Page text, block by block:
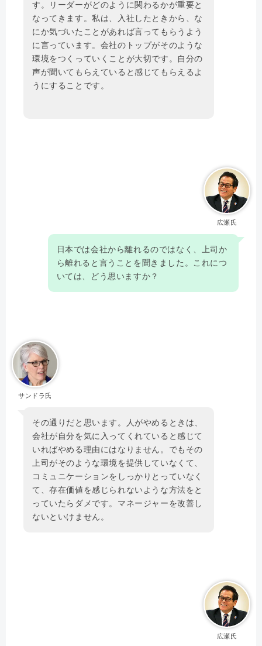
す。リーダーがどのように関わるかが重要と
なってきます。私は、入社したときから、な
にか気づいたことがあれば言ってもらうよう
に言っています。会社のトップがそのような
環境をつくっていくことが大切です。自分の
声が聞いてもらえていると感じてもらえるよ
うにすることです。
広瀬氏
日本では会社から離れるのではなく、上司か
ら離れると言うことを聞きました。これにつ
いては、どう思いますか？
サンドラ氏
その通りだと思います。人がやめるときは、
会社が自分を気に入ってくれていると感じて
いればやめる理由にはなりません。でもその
上司がそのような環境を提供していなくて、
コミュニケーションをしっかりとっていなく
て、存在価値を感じられないような方法をと
っていたらダメです。マネージャーを改善し
ないといけません。
広瀬氏